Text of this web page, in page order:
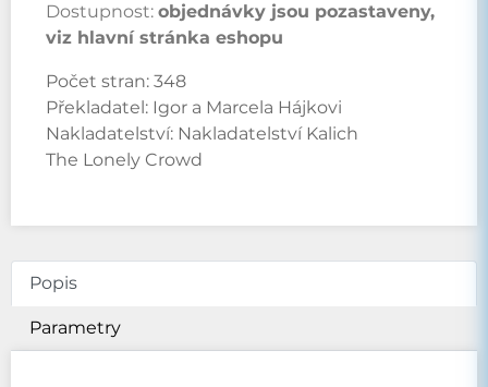
Dostupnost: objednávky jsou pozastaveny,
viz hlavní stránka eshopu
Počet stran: 348
Překladatel: Igor a Marcela Hájkovi
Nakladatelství: Nakladatelství Kalich
The Lonely Crowd
Popis
Parametry